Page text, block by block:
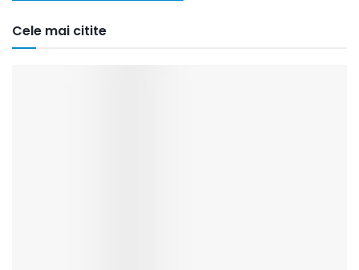
Cele mai citite